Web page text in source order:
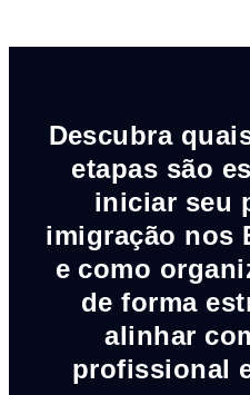
Descubra
etapas são
iniciar seu
imigração nos
e como
de forma
alinhar
profissional